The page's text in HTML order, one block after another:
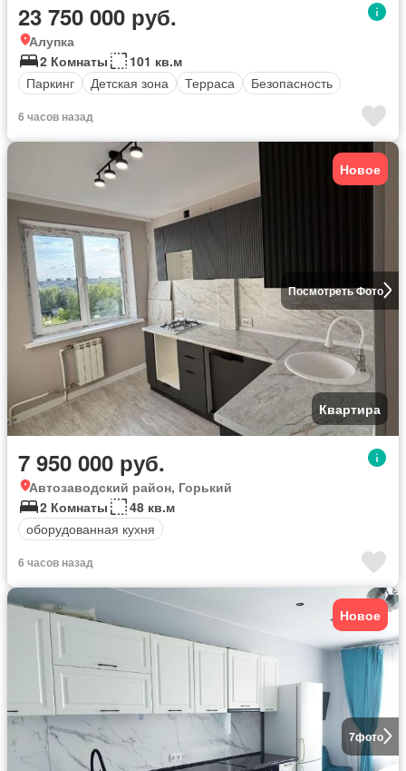
23 750 000 руб.
Алупка
2 Комнаты
101 кв.м
Паркинг
Детская зона Терраса Безопасность
6 часов назад
Посмотреть Фото
Новое
Квартира
7 950 000 руб.
Автозаводский район, Горький
2 Комнаты
48 кв.м
оборудованная кухня
6 часов назад
7фото
Новое